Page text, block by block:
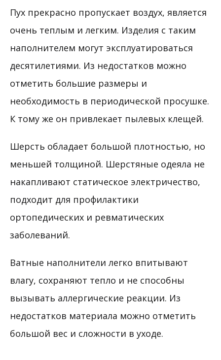
Пух прекрасно пропускает воздух, является
очень теплым и легким. Изделия с таким
наполнителем могут эксплуатироваться
десятилетиями. Из недостатков можно
отметить большие размеры и
необходимость в периодической просушке.
К тому же он привлекает пылевых клещей.
Шерсть обладает большой плотностью, но
меньшей толщиной. Шерстяные одеяла не
накапливают статическое электричество,
подходит для профилактики
ортопедических и ревматических
заболеваний.
Ватные наполнители легко впитывают
влагу, сохраняют тепло и не способны
вызывать аллергические реакции. Из
недостатков материала можно отметить
большой вес и сложности в уходе.